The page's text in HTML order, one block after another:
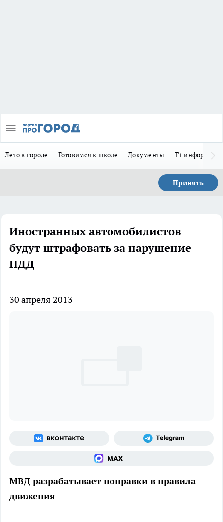
Лето в городе Готовимся к школе Документы Т+
Принять
Иностранных автомобилистов
будут штрафовать за нарушение
ПДД
30 апреля 2013
МВД разрабатывает поправки в правила
движения